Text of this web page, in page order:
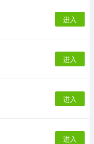
进入
进入
进入
进入